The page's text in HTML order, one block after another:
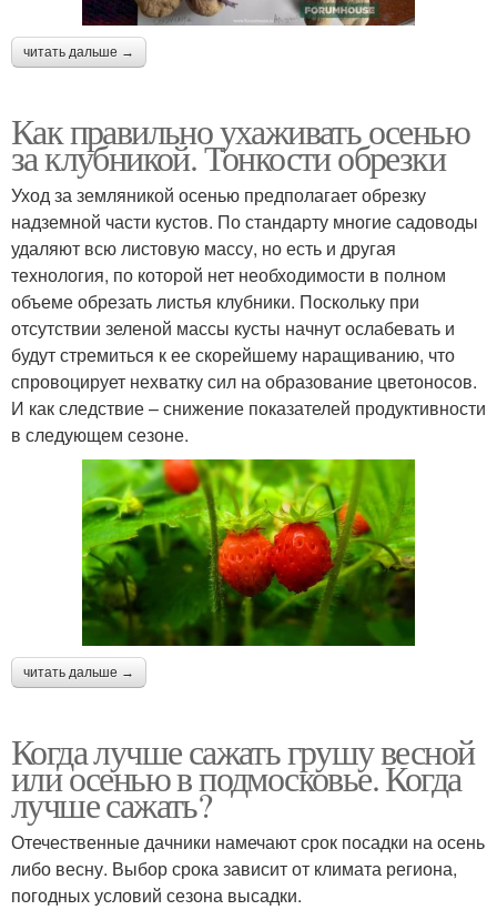
читать дальше →
Как правильно ухаживать осенью
за клубникой. Тонкости обрезки
Уход за земляникой осенью предполагает обрезку
надземной части кустов. По стандарту многие садоводы
удаляют всю листовую массу, но есть и другая
технология, по которой нет необходимости в полном
объеме обрезать листья клубники. Поскольку при
отсутствии зеленой массы кусты начнут ослабевать и
будут стремиться к ее скорейшему наращиванию, что
спровоцирует нехватку сил на образование цветоносов.
И как следствие – снижение показателей продуктивности
в следующем сезоне.
читать дальше →
Когда лучше сажать грушу весной
или осенью в подмосковье. Когда
лучше сажать?
Отечественные дачники намечают срок посадки на осень
либо весну. Выбор срока зависит от климата региона,
погодных условий сезона высадки.